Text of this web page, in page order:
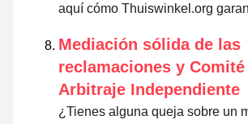
aquí cómo Thuiswinkel.org
Mediación sólida de las
reclamaciones y Comité
Arbitraje Independiente
¿Tienes alguna queja sobre un